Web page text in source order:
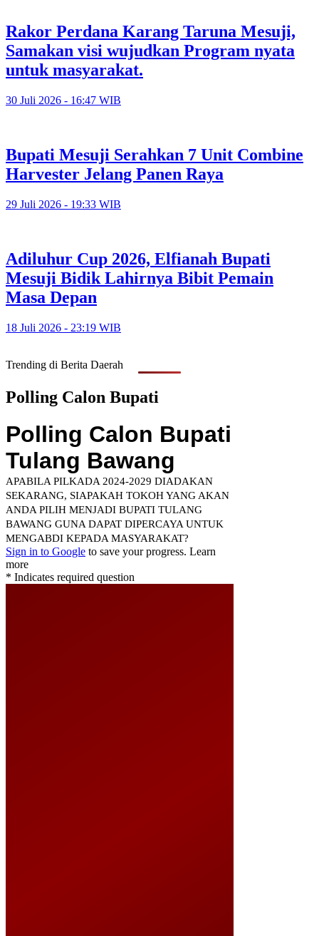
Rakor Perdana Karang Taruna Mesuji,
Samakan visi wujudkan Program nyata
untuk masyarakat.
30 Juli 2026 - 16:47 WIB
Bupati Mesuji Serahkan 7 Unit Combine
Harvester Jelang Panen Raya
29 Juli 2026 - 19:33 WIB
Adiluhur Cup 2026, Elfianah Bupati
Mesuji Bidik Lahirnya Bibit Pemain
Masa Depan
18 Juli 2026 - 23:19 WIB
Trending di Berita Daerah
Polling Calon Bupati